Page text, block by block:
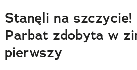
Trendbook Podróżniczy
Polecane
Stanęli na szczycie!
Parbat zdobyta w
pierwszy